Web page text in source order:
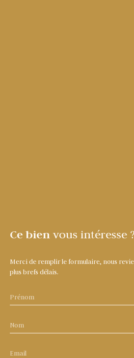
Ce bien vous intéresse
Merci de remplir le formulaire, nous
plus brefs délais.
Prénom
Nom
Email